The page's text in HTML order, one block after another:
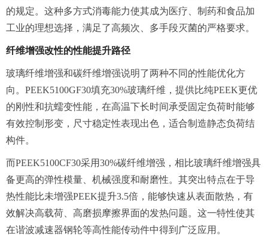
的规定。这种多方式消毒能力使其成为医疗、制药和食品加
工业的理想选择，满足了高频次、多手段灭菌的严格要求。
纤维增强改性的性能提升路径
玻璃纤维增强和碳纤维增强说明了两种不同的性能优化方
向。PEEK5100GF30填充30%玻璃纤维，提供比纯PEEK更优
的刚性和抗蠕变性能，在高温下长时间承受固定负荷时能够
有效控制形变，尺寸稳定性表现出色，适合制造静态负荷结
构件。
而PEEK5100CF30采用30%碳纤维增强，相比玻璃纤维增强具
备更高的弹性模量、机械强度和耐磨性。其突出特点在于导
热性能比未增强PEEK提升3.5倍，能够快速从表面散热，有
效解决高载荷、高磨损摩擦界面的发热问题。这一特性使其
在谐波减速器钢轮等高性能传动件中得到广泛应用。